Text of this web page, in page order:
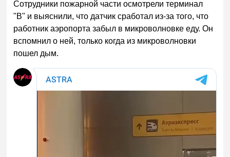
Сотрудники пожарной части осмотрели терминал
"В" и выяснили, что датчик сработал из-за того, что
работник аэропорта забыл в микроволновке еду. Он
вспомнил о ней, только когда из микроволновки
пошел дым.